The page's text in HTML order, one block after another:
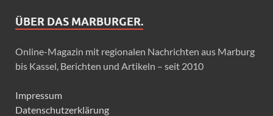
ÜBER DAS MARBURGER.
Online-Magazin mit regionalen Nachrichten aus Marburg
bis Kassel, Berichten und Artikeln – seit 2010
Impressum
Datenschutzerklärung